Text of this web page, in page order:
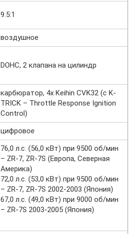
9.5:1
воздушное
DOHC, 2 клапана на цилиндр
карбюратор, 4x Keihin CVK32 (с K-
TRICK – Throttle Response Ignition
Control)
цифровое
76,0 л.с. (56,0 кВт) при 9500 об/мин
– ZR-7, ZR-7S (Европа, Северная
Америка)
72,0 л.с. (53,0 кВт) при 9500 об/мин
– ZR-7, ZR-7S 2002-2003 (Япония)
67,0 л.с. (49,0 кВт) при 9000 об/мин
– ZR-7S 2003-2005 (Япония)